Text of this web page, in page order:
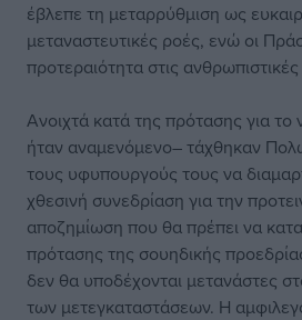
έβλεπε τη μεταρρύθμιση ως
μεταναστευτικές ροές, ενώ οι
προτεραιότητα στις
Ανοιχτά κατά της πρότασης για
ήταν αναμενόμενο– τάχθηκαν
τους υφυπουργούς τους να
χθεσινή συνεδρίαση για την
αποζημίωση που θα πρέπει να
πρότασης της σουηδικής
δεν θα υποδέχονται μετανάστες
των μετεγκαταστάσεων. Η